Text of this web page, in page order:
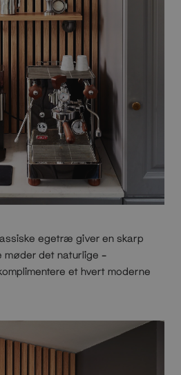
egetræ giver en skarp
møder det naturlige –
et hvert moderne